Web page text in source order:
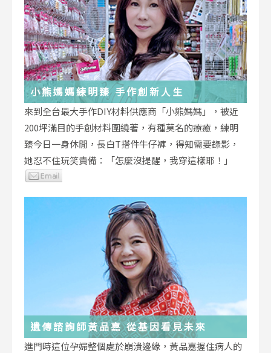
小熊媽媽練明臻 手作創新人生
來到全台最大手作DIY材料供應商「小熊媽媽」，被近
200坪滿目的手創材料圍繞著，有種莫名的療癒，練明
臻今日一身休閒，長白T搭件牛仔褲，得知需要錄影，
她忍不住玩笑責備：「怎麼沒提醒，我穿這樣耶！」
遺傳諮詢師黃品嘉 從基因看見未來
進門時這位孕婦整個處於崩潰邊緣，黃品嘉握住病人的